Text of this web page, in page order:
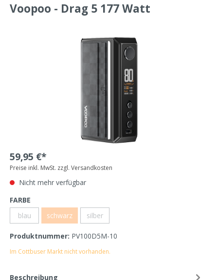
Voopoo - Drag 5 177 Watt
59,95 €*
Preise inkl. MwSt. zzgl. Versandkosten
Nicht mehr verfügbar
FARBE
blau
schwarz silber
Produktnummer: PV100D5M-10
Im Cottbuser Markt nicht vorhanden.
Beschreibung